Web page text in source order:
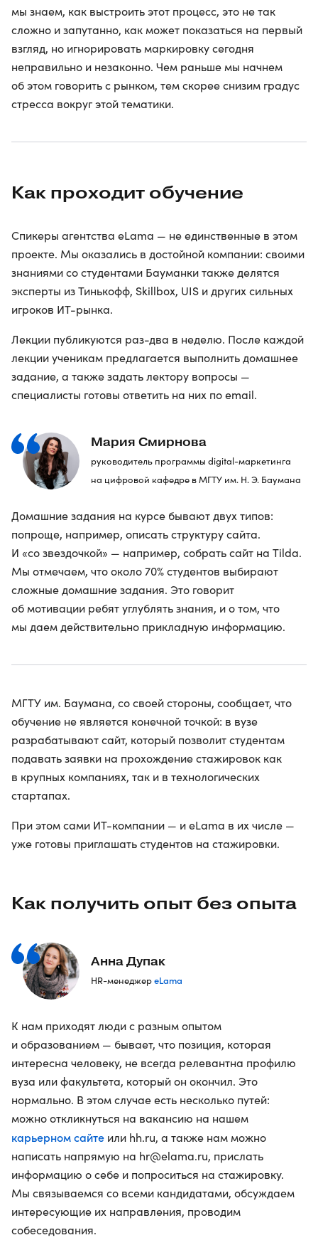
мы знаем, как выстроить этот процесс, это не так
сложно и запутанно, как может показаться на первый
взгляд, но игнорировать маркировку сегодня
неправильно и незаконно. Чем раньше мы начнем
об этом говорить с рынком, тем скорее снизим градус
стресса вокруг этой тематики.
Как проходит обучение
Спикеры агентства eLama — не единственные в этом
проекте. Мы оказались в достойной компании: своими
знаниями со студентами Бауманки также делятся
эксперты из Тинькофф, Skillbox, UIS и других сильных
игроков ИТ-рынка.
Лекции публикуются раз-два в неделю. После каждой
лекции ученикам предлагается выполнить домашнее
задание, а также задать лектору вопросы —
специалисты готовы ответить на них по email.
Мария Смирнова
руководитель программы digital-маркетинга
на цифровой кафедре в МГТУ им. Н. Э. Баумана
Домашние задания на курсе бывают двух типов:
попроще, например, описать структуру сайта.
И «со звездочкой» — например, собрать сайт на Tilda.
Мы отмечаем, что около 70% студентов выбирают
сложные домашние задания. Это говорит
об мотивации ребят углублять знания, и о том, что
мы даем действительно прикладную информацию.
МГТУ им. Баумана, со своей стороны, сообщает, что
обучение не является конечной точкой: в вузе
разрабатывают сайт, который позволит студентам
подавать заявки на прохождение стажировок как
в крупных компаниях, так и в технологических
стартапах.
При этом сами ИТ-компании — и eLama в их числе —
уже готовы приглашать студентов на стажировки.
Как получить опыт без опыта
Анна Дупак
HR-менеджерeLama
К нам приходят люди с разным опытом
и образованием — бывает, что позиция, которая
интересна человеку, не всегда релевантна профилю
вуза или факультета, который он окончил. Это
нормально. В этом случае есть несколько путей:
можно откликнуться на вакансию на нашем
карьерном сайте или hh.ru, а также нам можно
написать напрямую на hr@elama.ru, прислать
информацию о себе и попроситься на стажировку.
Мы связываемся со всеми кандидатами, обсуждаем
интересующие их направления, проводим
собеседования.